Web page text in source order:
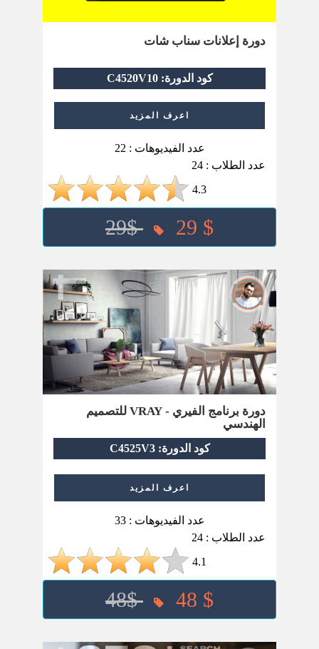
دورة إعلانات سناب شات
كود الدورة: C4520V10
اعرف المزيد
عدد الفيديوهات : 22
عدد الطلاب : 24
4.3
29$ 29 $
دورة برنامج الفيري - VRAY للتصميم
الهندسي
كود الدورة: C4525V3
اعرف المزيد
عدد الفيديوهات : 33
عدد الطلاب : 24
4.1
48$ 48 $